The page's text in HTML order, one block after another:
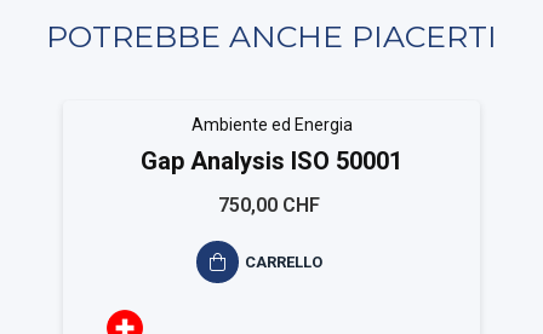
POTREBBE ANCHE PIACERTI
Ambiente ed Energia
Gap Analysis ISO 50001
750,00 CHF
CARRELLO